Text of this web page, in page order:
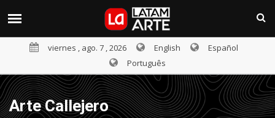
viernes , ago. 7 , 2026 English
Español
Português
Arte Callejero